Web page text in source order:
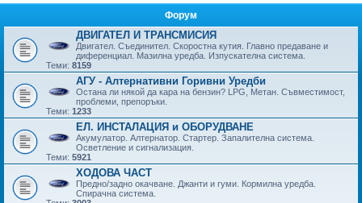
Форум
ДВИГАТЕЛ И ТРАНСМИСИЯ
Двигател. Съединител. Скоростна кутия. Главно предаване и
диференциал. Мазилна уредба. Изпускателна система.
Теми: 8159
АГУ - Алтернативни Горивни Уредби
Остана ли някой да кара на бензин? LPG, Метан. Съвместимост,
проблеми, препоръки.
Теми: 1233
ЕЛ. ИНСТАЛАЦИЯ и ОБОРУДВАНЕ
Акумулатор. Алтернатор. Стартер. Запалителна система.
Осветление и сигнализация.
Теми: 5921
ХОДОВА ЧАСТ
Предно/задно окачване. Джанти и гуми. Кормилна уредба.
Спирачна система.